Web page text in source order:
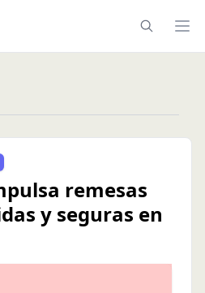
remesas
y seguras en